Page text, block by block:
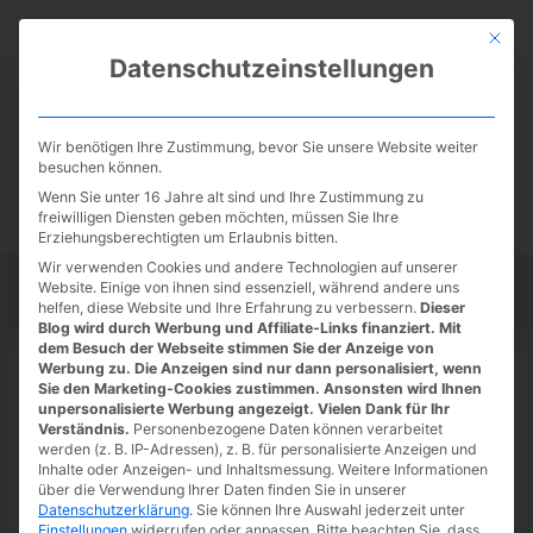
Startseite Tipps Tutorials Tests
Startseite»News
Blinkist: 40% auf das Jahresabo
02.07.2022/ VonSpoonie/ Schreibe einen Kommentar /1
minute of reading
Mit
Datenschutzeinstellungen
Wir benötigen Ihre Zustimmung, bevor Sie unsere Website weiter
besuchen können.
Wenn Sie unter 16 Jahre alt sind und Ihre Zustimmung zu
freiwilligen Diensten geben möchten, müssen Sie Ihre
Erziehungsberechtigten um Erlaubnis bitten.
Wir verwenden Cookies und andere Technologien auf unserer
Website. Einige von ihnen sind essenziell, während andere uns
helfen, diese Website und Ihre Erfahrung zu verbessern. Dieser
Blog wird durch Werbung und Affiliate-Links finanziert. Mit
dem Besuch der Webseite stimmen Sie der Anzeige von
Werbung zu. Die Anzeigen sind nur dann personalisiert, wenn
Sie den Marketing-Cookies zustimmen. Ansonsten wird Ihnen
unpersonalisierte Werbung angezeigt. Vielen Dank für Ihr
Verständnis. Personenbezogene Daten können verarbeitet
werden (z. B. IP-Adressen), z. B. für personalisierte Anzeigen und
Inhalte oder Anzeigen- und Inhaltsmessung. Weitere Informationen
über die Verwendung Ihrer Daten finden Sie in unserer
Datenschutzerklärung. Sie können Ihre Auswahl jederzeit unter